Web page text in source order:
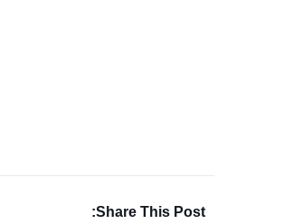
Share This Post: